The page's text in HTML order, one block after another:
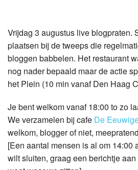
Vrijdag 3 augustus live blogpraten.
plaatsen bij de tweeps die
bloggen babbelen. Het restaurant
nog nader bepaald maar de actie
het Plein (10 min vanaf Den Haag
Je bent welkom vanaf 18:00 to zo
We verzamelen bij cafe De
welkom, blogger of niet,
[Een aantal mensen is al om 14:00
wilt sluiten, graag een berichtje aan